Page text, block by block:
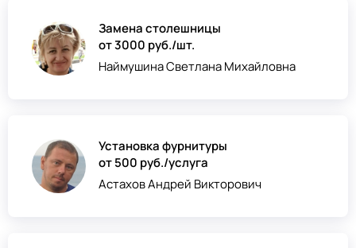
Замена столешницы
от 3000 руб./шт.
Наймушина Светлана Михайловна
Установка фурнитуры
от 500 руб./услуга
Астахов Андрей Викторович